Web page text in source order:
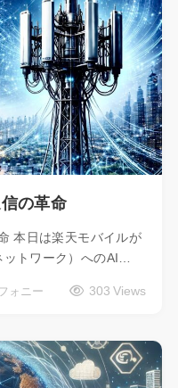
の革命
本日は楽天モバイルが
トワーク）へのAI…
ォニー 303 Views